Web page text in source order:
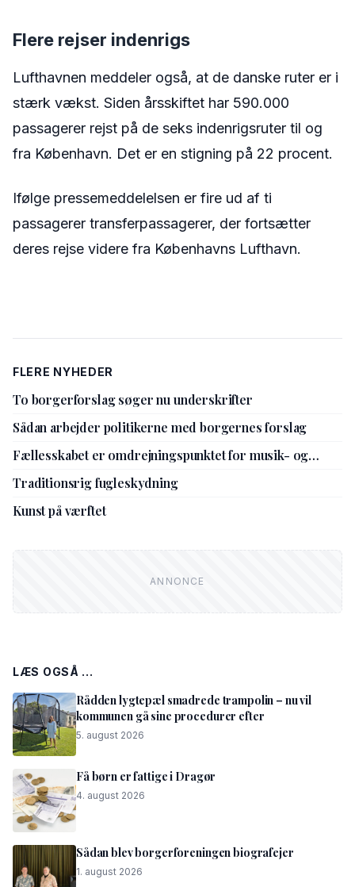
Flere rejser indenrigs
Lufthavnen meddeler også, at de danske ruter er i
stærk vækst. Siden årsskiftet har 590.000
passagerer rejst på de seks indenrigsruter til og
fra København. Det er en stigning på 22 procent.
Ifølge pressemeddelelsen er fire ud af ti
passagerer transferpassagerer, der fortsætter
deres rejse videre fra Københavns Lufthavn.
FLERE NYHEDER
To borgerforslag søger nu underskrifter
Sådan arbejder politikerne med borgernes forslag
Fællesskabet er omdrejningspunktet for musik- og
Traditionsrig fugleskydning
Kunst på værftet
LÆS OGSÅ ...
Rådden lygtepæl smadrede trampolin – nu vil
kommunen gå sine procedurer efter
5. august 2026
Få børn er fattige i Dragør
4. august 2026
Sådan blev borgerforeningen biografejer
1. august 2026